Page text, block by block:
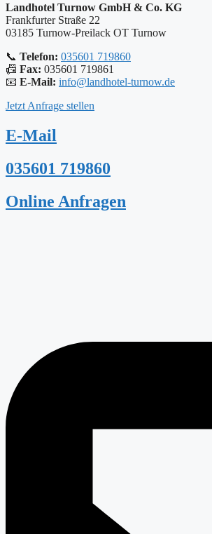
Landhotel Turnow GmbH & Co. KG
Frankfurter Straße 22
03185 Turnow-Preilack OT Turnow
📞 Telefon: 035601 719860
📠 Fax: 035601 719861
📧 E-Mail: info@landhotel-turnow.de
Jetzt Anfrage stellen
E-Mail
035601 719860
Online Anfragen